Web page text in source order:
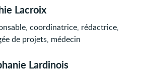
Lacroix
coordinatrice, rédactrice,
de projets, médecin
Lardinois